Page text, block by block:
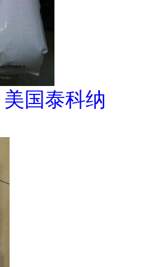
国泰科纳